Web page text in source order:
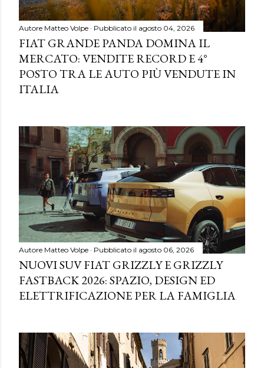
Autore Matteo Volpe Pubblicato il agosto 04, 2026
FIAT GRANDE PANDA DOMINA IL
MERCATO: VENDITE RECORD E 4°
POSTO TRA LE AUTO PIÙ VENDUTE IN
ITALIA
Autore Matteo Volpe Pubblicato il agosto 06, 2026
NUOVI SUV FIAT GRIZZLY E GRIZZLY
FASTBACK 2026: SPAZIO, DESIGN ED
ELETTRIFICAZIONE PER LA FAMIGLIA